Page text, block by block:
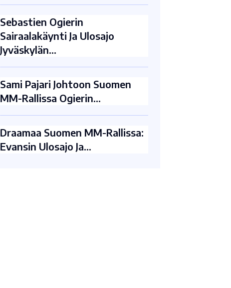
Sebastien Ogierin
Sairaalakäynti Ja Ulosajo
Jyväskylän…
Sami Pajari Johtoon Suomen
MM-Rallissa Ogierin…
Draamaa Suomen MM-Rallissa:
Evansin Ulosajo Ja…